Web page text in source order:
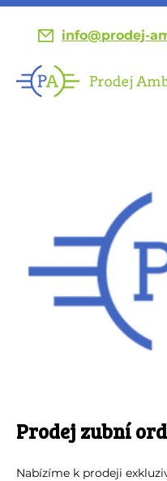
info@prodej-
Prodej zubní
Nabízíme k prodeji